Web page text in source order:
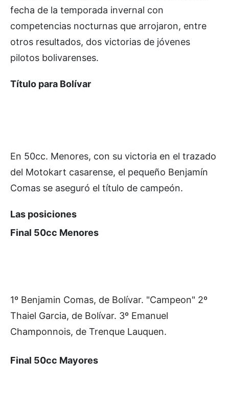
fecha de la temporada invernal con
competencias nocturnas que arrojaron, entre
otros resultados, dos victorias de jóvenes
pilotos bolivarenses.
Título para Bolívar
En 50cc. Menores, con su victoria en el trazado
del Motokart casarense, el pequeño Benjamín
Comas se aseguró el título de campeón.
Las posiciones
Final 50cc Menores
1º Benjamin Comas, de Bolívar. "Campeon" 2º
Thaiel Garcia, de Bolívar. 3º Emanuel
Champonnois, de Trenque Lauquen.
Final 50cc Mayores